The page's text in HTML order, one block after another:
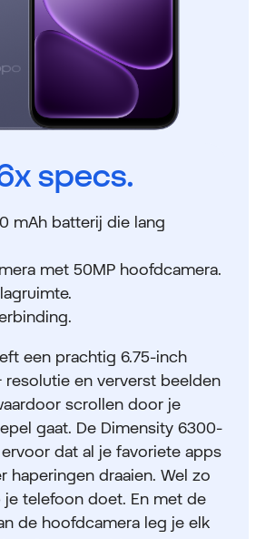
specs.
mAh batterij die lang
met 50MP hoofdcamera.
een prachtig 6.75-inch
resolutie en ververst beelden
scrollen door je
gaat. De Dimensity 6300-
dat al je favoriete apps
haperingen draaien. Wel zo
je telefoon doet. En met de
de hoofdcamera leg je elk